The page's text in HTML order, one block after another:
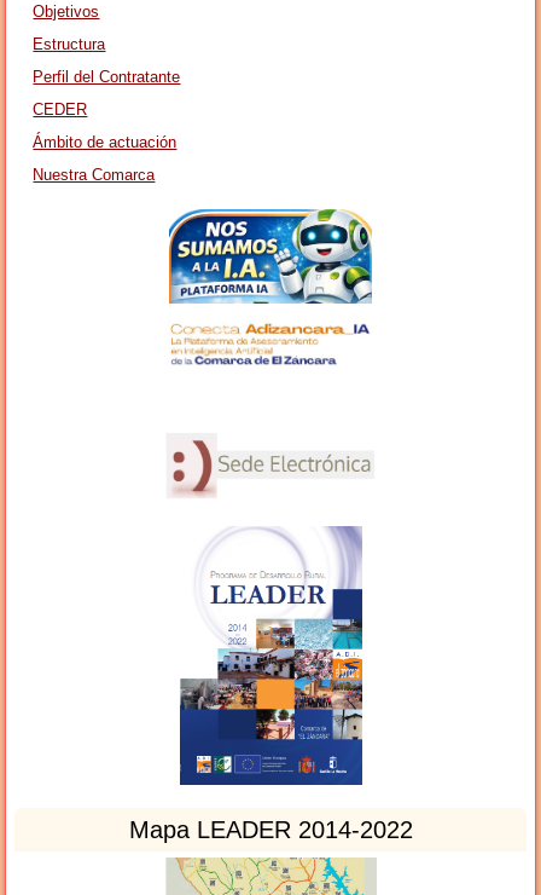
Objetivos
Estructura
Perfil del Contratante
CEDER
Ámbito de actuación
Nuestra Comarca
Mapa LEADER 2014-2022